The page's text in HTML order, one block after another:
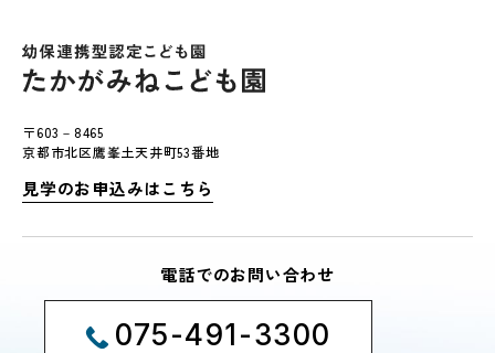
〒603－8465
京都市北区鷹峯土天井町53番地
見学のお申込みはこちら
電話でのお問い合わせ
075-491-3300